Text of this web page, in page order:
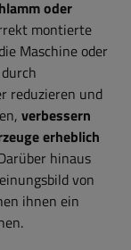
oder
montierte
Maschine oder
reduzieren und
verbessern
erheblich
hinaus
von
ihnen ein